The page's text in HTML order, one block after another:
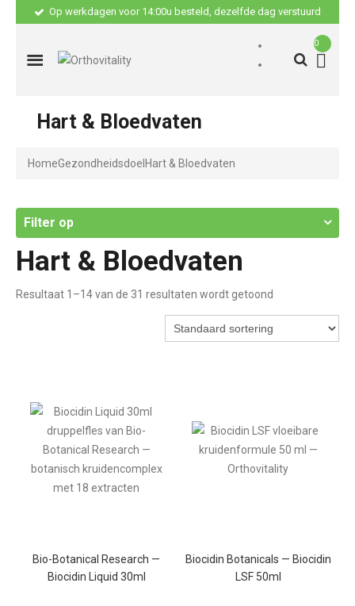
Op werkdagen voor 14:00u besteld, dezelfde dag verstuurd
0
Hart & Bloedvaten
HomeGezondheidsdoel Hart & Bloedvaten
Filter op
Hart & Bloedvaten
Resultaat 1–14 van de 31 resultaten wordt getoond
Bio-Botanical Research —
Biocidin Liquid 30ml
Biocidin Botanicals — Biocidin
LSF 50ml